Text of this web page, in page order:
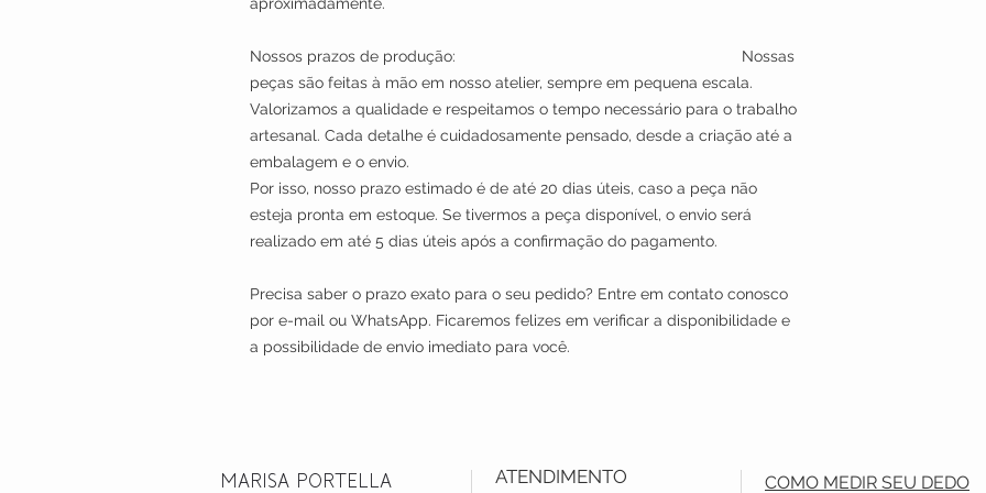
aproximadamente.
Nossos prazos de produção: Nossas
peças são feitas à mão em nosso atelier, sempre em pequena escala.
Valorizamos a qualidade e respeitamos o tempo necessário para o trabalho
artesanal. Cada detalhe é cuidadosamente pensado, desde a criação até a
embalagem e o envio.
Por isso, nosso prazo estimado é de até 20 dias úteis, caso a peça não
esteja pronta em estoque. Se tivermos a peça disponível, o envio será
realizado em até 5 dias úteis após a confirmação do pagamento.
Precisa saber o prazo exato para o seu pedido? Entre em contato conosco
por e-mail ou WhatsApp. Ficaremos felizes em verificar a disponibilidade e
a possibilidade de envio imediato para você.
MARISA PORTELLA ATENDIMENTO COMO MEDIR SEU DEDO